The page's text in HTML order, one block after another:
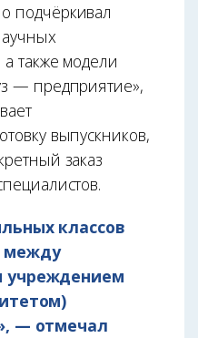
подчёркивал
также модели
— предприятие»,
выпускников,
заказ
классов
между
учреждением
— отмечал